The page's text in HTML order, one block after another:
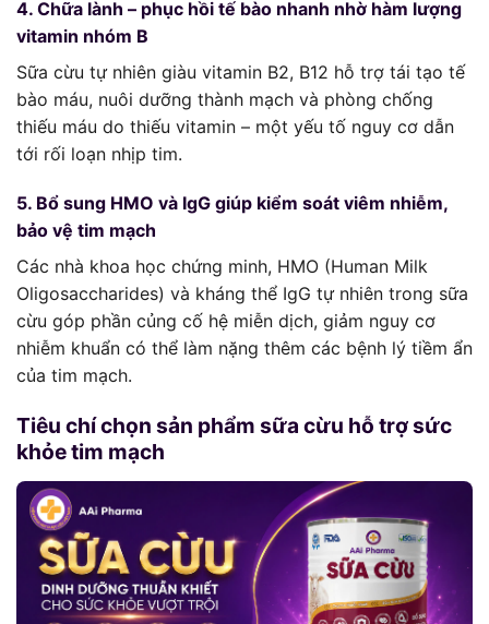
4. Chữa lành – phục hồi tế bào nhanh nhờ hàm lượng
vitamin nhóm B
Sữa cừu tự nhiên giàu vitamin B2, B12 hỗ trợ tái tạo tế
bào máu, nuôi dưỡng thành mạch và phòng chống
thiếu máu do thiếu vitamin – một yếu tố nguy cơ dẫn
tới rối loạn nhịp tim.
5. Bổ sung HMO và IgG giúp kiểm soát viêm nhiễm,
bảo vệ tim mạch
Các nhà khoa học chứng minh, HMO (Human Milk
Oligosaccharides) và kháng thể IgG tự nhiên trong sữa
cừu góp phần củng cố hệ miễn dịch, giảm nguy cơ
nhiễm khuẩn có thể làm nặng thêm các bệnh lý tiềm ẩn
của tim mạch.
Tiêu chí chọn sản phẩm sữa cừu hỗ trợ sức
khỏe tim mạch